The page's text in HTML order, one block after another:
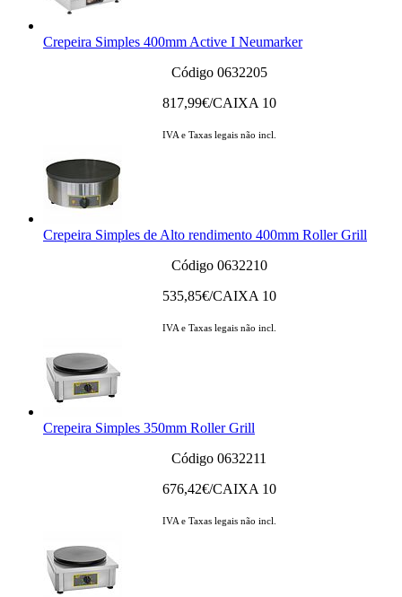
Crepeira Simples 400mm Active I Neumarker
Código 0632205
817,99€/CAIXA 10
IVA e Taxas legais não incl.
Crepeira Simples de Alto rendimento 400mm Roller Grill
Código 0632210
535,85€/CAIXA 10
IVA e Taxas legais não incl.
Crepeira Simples 350mm Roller Grill
Código 0632211
676,42€/CAIXA 10
IVA e Taxas legais não incl.